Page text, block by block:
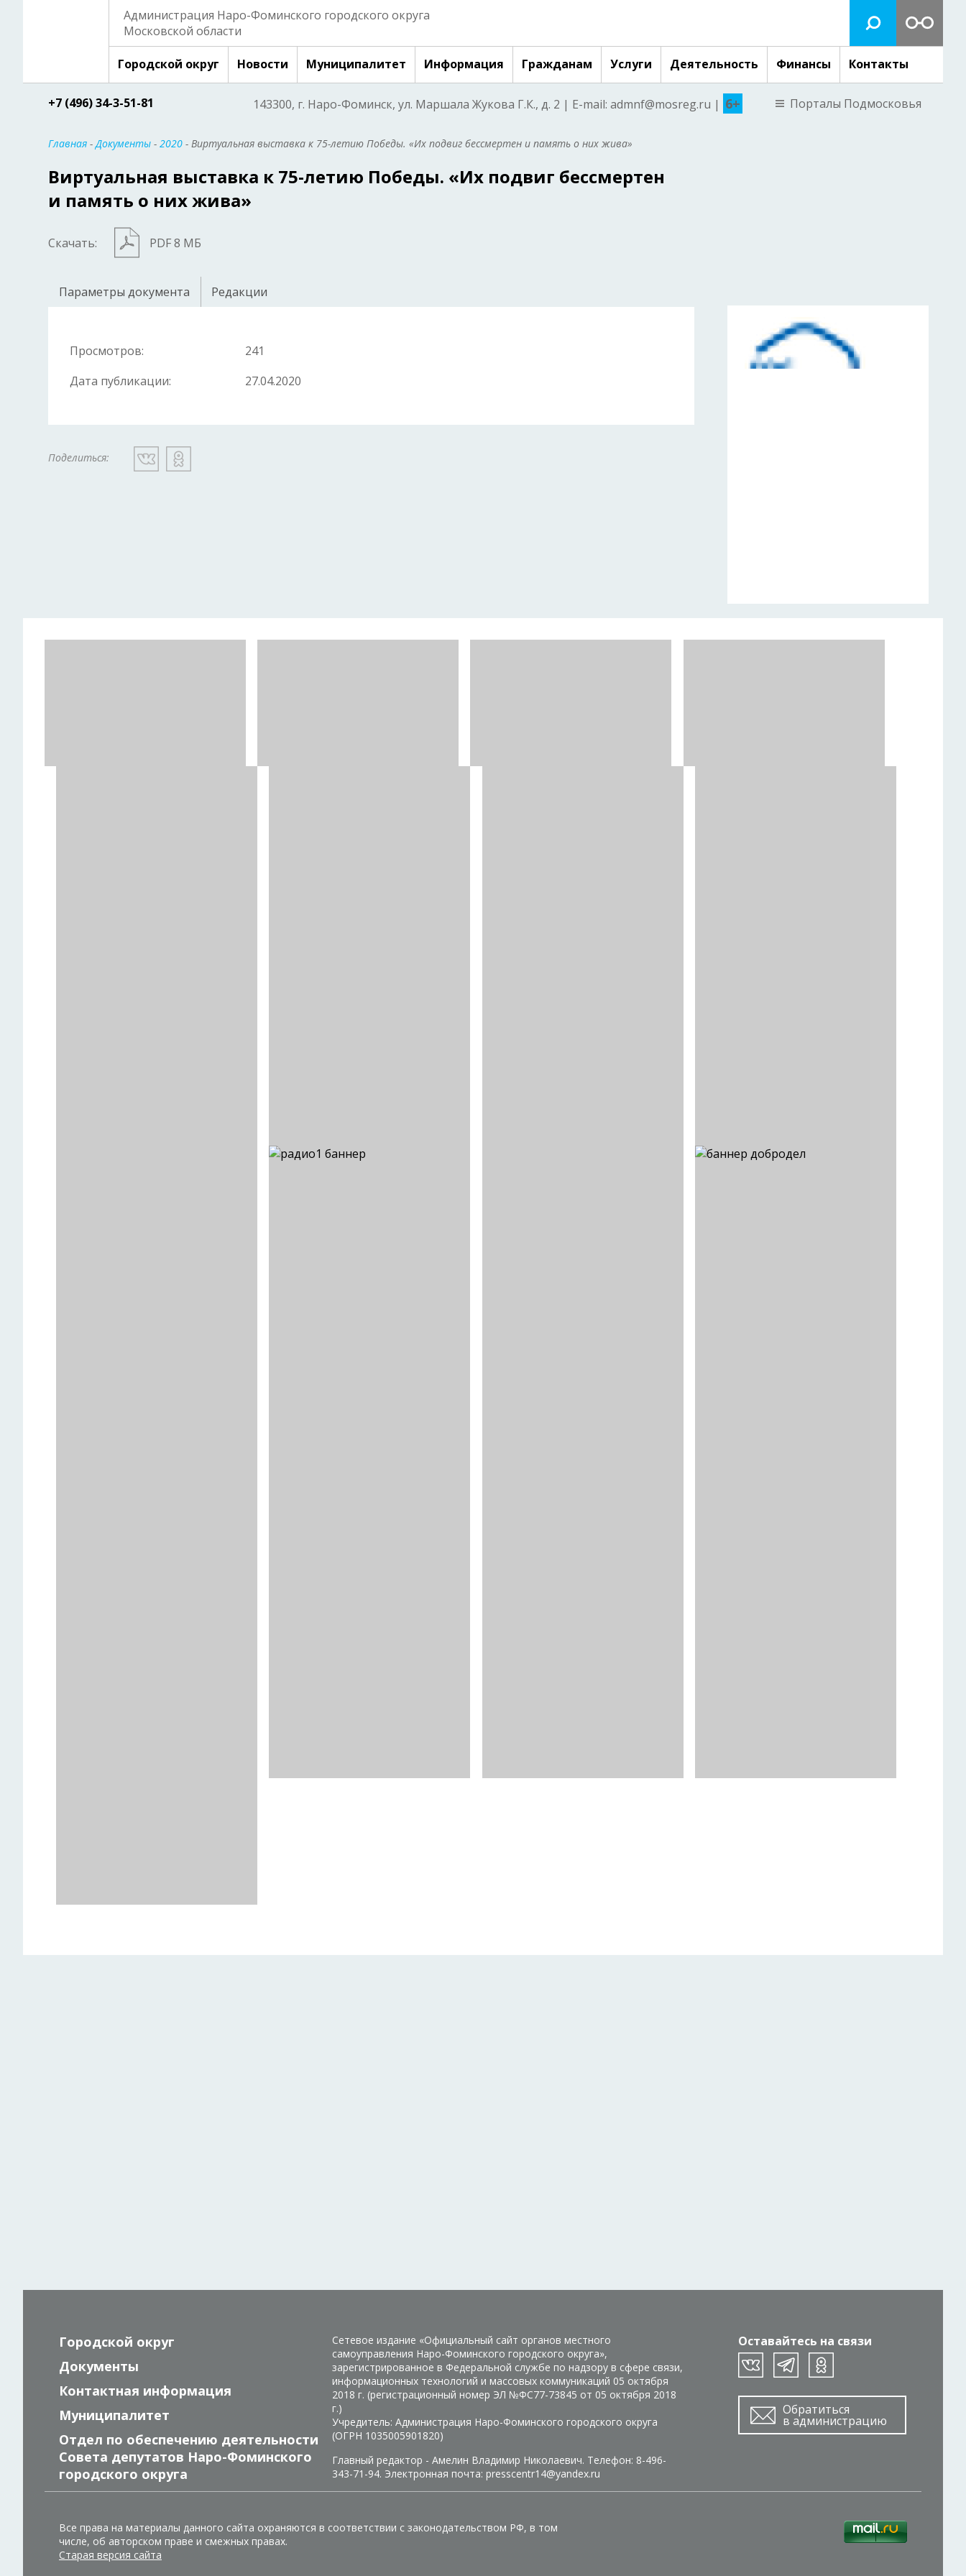
Администрация Наро-Фоминского городского округа
Московской области
Городской округ Новости Муниципалитет Информация Гражданам Услуги Деятельность Финансы Контакты
+7 (496) 34-3-51-81 143300, г. Наро-Фоминск, ул. Маршала Жукова Г.К., д. 2 | E-mail: admnf@mosreg.ru | 6+ Порталы Подмосковья
Главная -Документы - 2020 - Виртуальная выставка к 75-летию Победы. «Их подвиг бессмертен и память о них жива»
Виртуальная выставка к 75-летию Победы. «Их подвиг бессмертен
и память о них жива»
Скачать: PDF 8 МБ
Параметры документа Редакции
Просмотров:
241
Дата публикации:
27.04.2020
Поделиться:
Оставайтесь на связи
Обратиться
в администрацию
Городской округ
Документы
Контактная информация
Муниципалитет
Отдел по обеспечению деятельности
Совета депутатов Наро-Фоминского
городского округа
Сетевое издание «Официальный сайт органов местного
самоуправления Наро-Фоминского городского округа»,
зарегистрированное в Федеральной службе по надзору в сфере связи,
информационных технологий и массовых коммуникаций 05 октября
2018 г. (регистрационный номер ЭЛ №ФС77-73845 от 05 октября 2018
г.)
Учредитель: Администрация Наро-Фоминского городского округа
(ОГРН 1035005901820)
Главный редактор - Амелин Владимир Николаевич. Телефон: 8-496-
343-71-94. Электронная почта: presscentr14@yandex.ru
Все права на материалы данного сайта охраняются в соответствии с законодательством РФ, в том
числе, об авторском праве и смежных правах.
Старая версия сайта